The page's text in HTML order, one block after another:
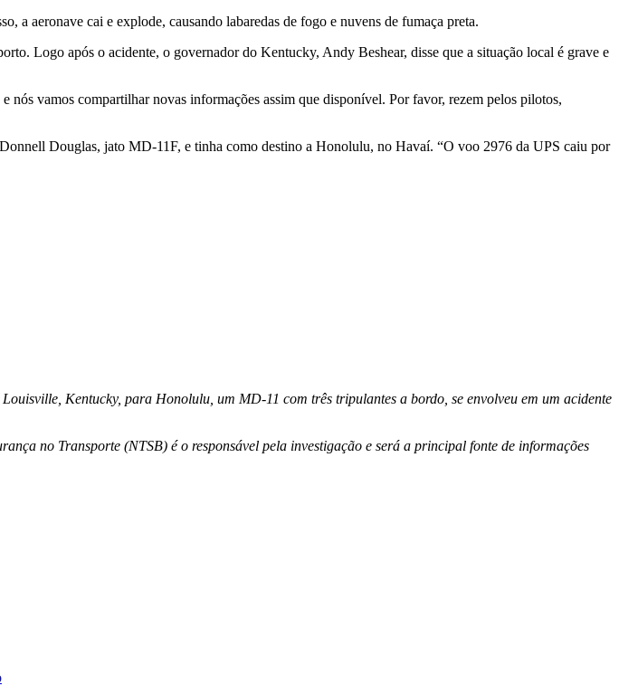
a aeronave cai e explode, causando labaredas de fogo e nuvens de fumaça preta.
Logo após o acidente, o governador do Kentucky, Andy Beshear, disse que a situação local é grave e
vamos compartilhar novas informações assim que disponível. Por favor, rezem pelos pilotos,
Douglas, jato MD-11F, e tinha como destino a Honolulu, no Havaí. “O voo 2976 da UPS caiu por
Kentucky, para Honolulu, um MD-11 com três tripulantes a bordo, se envolveu em um acidente
no Transporte (NTSB) é o responsável pela investigação e será a principal fonte de informações